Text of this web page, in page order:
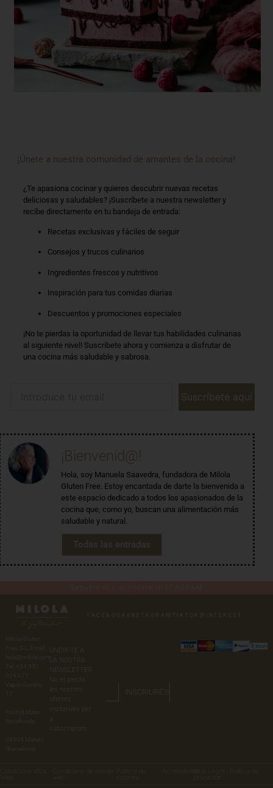
¡Únete a nuestra comunidad de amantes de la cocina!
¿Te apasiona cocinar y quieres descubrir nuevas recetas
deliciosas y saludables? ¡Suscríbete a nuestra newsletter y
recibe directamente en tu bandeja de entrada:
Recetas exclusivas y fáciles de seguir
Consejos y trucos culinarios
Ingredientes frescos y nutritivos
Inspiración para tus comidas diarias
Descuentos y promociones especiales
¡No te pierdas la oportunidad de llevar tus habilidades culinarias
al siguiente nivel! Suscríbete ahora y comienza a disfrutar de
una cocina más saludable y sabrosa.
Suscríbete aquí
¡Bienvenid@!
Hola, soy Manuela Saavedra, fundadora de Milola
Gluten Free. Estoy encantada de darte la bienvenida a
este espacio dedicado a todos los apasionados de la
cocina que, como yo, buscan una alimentación más
saludable y natural.
Todas las entradas
FACEBOOK INSTAGRAM TIKTOK PINTEREST
Milola Gluten
Free, S.L. Email:
hola@milola.com
Tel: +34 931
924 071
Pol.Ind.Mata-
Rocafonda
08304 Mataró
(Barcelona)
UNEIX-TE A
LA NOSTRA
NEWSLETTER
No et perdis
les nostres
ofertes
exclusives per
a
subscriptors.
INSCRIURE'S
AccessibilitatAvís Legal i Política de